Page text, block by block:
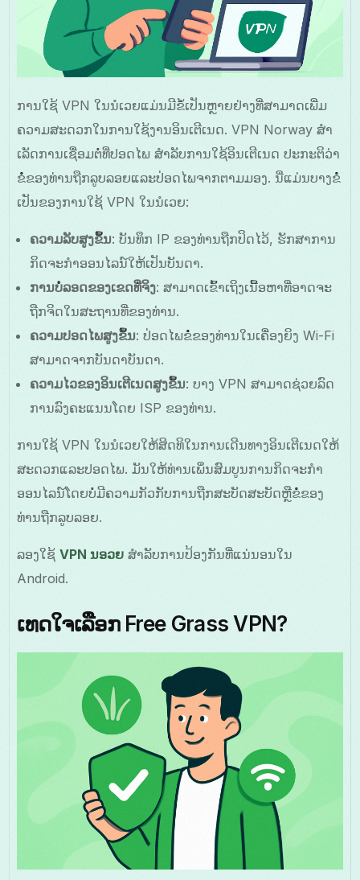
ການໃຊ້ VPN ໃນນໍເວຍແມ່ນມີຂໍ້ເປັນຫຼາຍຢ່າງທີ່ສາມາດເພີ່ມ
ຄວາມສະດວກໃນການໃຊ້ງານອິນເຕີເນດ. VPN Norway ສໍາ
ເລັດການເຊື່ອມຕໍ່ທີ່ປອດໄພ ສໍາລັບການໃຊ້ອິນເຕີເນດ ປະກະຕິວ່າ
ຂໍໍ່ຂອງທ່ານຖືກລູບລອຍແລະປ່ອດໄພຈາກຕາມມອງ. ນີ່ແມ່ນບາງຂໍໍ່
ເປັນຂອງການໃຊ້ VPN ໃນນໍເວຍ:
ຄວາມລັບສູງຂຶ້ນ: ບັນທຶກ IP ຂອງທ່ານຖືກປິດໄວ້, ຮັກສາການ
ກິດຈະກຳອອນໄລນ໌ໃຫ້ເປັນບັນດາ.
ການບໍ່ລອດຂອງເຂດທີ່ຈິງ: ສາມາດເຂົ້າເຖິງເນື້ອຫາທີ່ອາດຈະ
ຖືກຈິດໃນສະຖານທີ່ຂອງທ່ານ.
ຄວາມປອດໄພສູງຂຶ້ນ: ປ່ອດໄພຂໍໍ່ຂອງທ່ານໃນເຄື່ອງຍິງ Wi-Fi
ສາມາດຈາກບັນດາບັນດາ.
ຄວາມໄວຂອງອິນເຕີເນດສູງຂຶ້ນ: ບາງ VPN ສາມາດຊ່ວຍລົດ
ການລົງຄະແນນໂດຍ ISP ຂອງທ່ານ.
ການໃຊ້ VPN ໃນນໍເວຍໃຫ້ສິດທິໃນການເດີນທາງອິນເຕີເນດໃຫ້
ສະດວກແລະປອດໄພ. ມັນໃຫ້ທ່ານເພິ່ນສົມບູນການກິດຈະກຳ
ອອນໄລນ໌ໂດຍບໍ່ມີຄວາມກັວກັບການຖືກສະບັດສະບັດຫຼືຂໍໍ່ຂອງ
ທ່ານຖືກລູບລອຍ.
ລອງໃຊ້VPN ນອວຍ ສໍາລັບການປ້ອງກັນທີ່ແນ່ນອນໃນ
Android.
ເທດໃຈເລືອກ Free Grass VPN?